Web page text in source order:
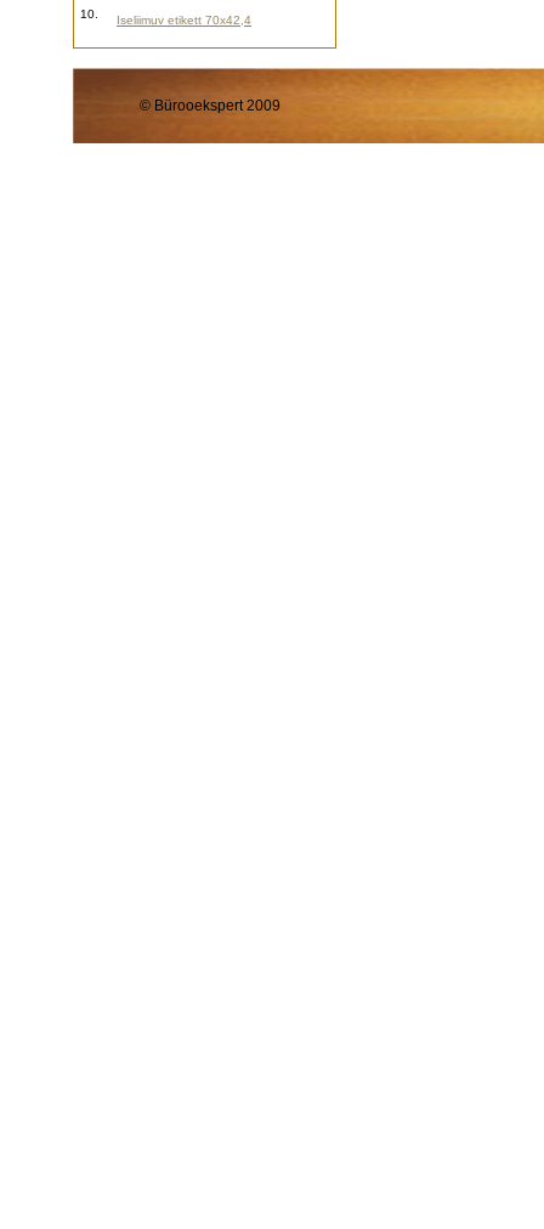
10. Iseliimuv etikett 70x42,4
© Bürooekspert 2009